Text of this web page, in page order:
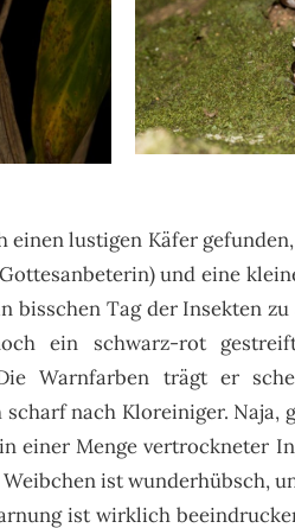
einen lustigen Käfer
und eine
bisschen Tag der Insekten
ein schwarz-rot
Warnfarben trägt er
nach Kloreiniger. Naja,
einer Menge vertrockneter
Weibchen ist wunderhübsch,
ist wirklich